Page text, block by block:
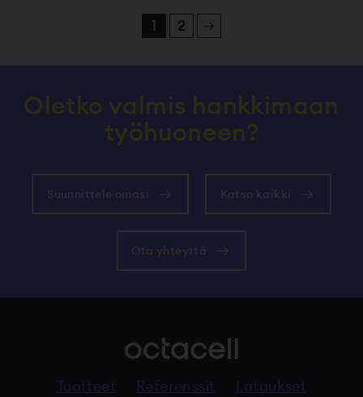
Artikkelien sivutus
1 2 Seuraava sivu.
Oletko valmis hankkimaan
työhuoneen?
Tuotteet Referenssit Lataukset